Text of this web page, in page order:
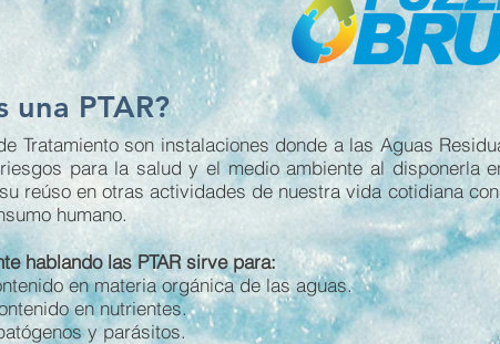
una PTAR?
Tratamiento son instalaciones donde a las Aguas
para la salud y el medio ambiente al disponerla
reúso en otras actividades de nuestra vida cotidiana
humano.
hablando las PTAR sirve para:
en materia orgánica de las aguas.
en nutrientes.
y parásitos.